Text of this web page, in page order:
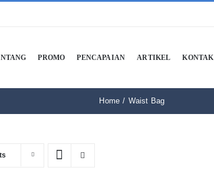
PROMO PENCAPAIAN ARTIKEL KONTAK
Home Waist Bag